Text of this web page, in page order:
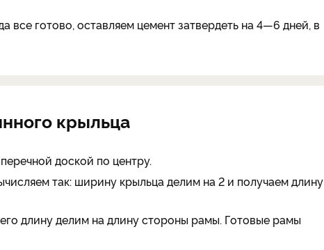
все готово, оставляем цемент затвердеть на 4—6 дней, в
крыльца
доской по центру.
так: ширину крыльца делим на 2 и получаем длину
длину делим на длину стороны рамы. Готовые рамы